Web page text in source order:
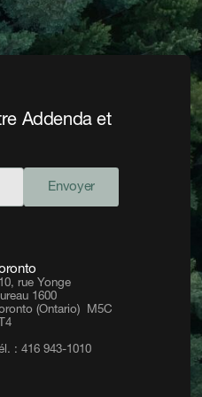
Addenda et
Envoyer
rue Yonge
1600
(Ontario) M5C
: 416 943-1010